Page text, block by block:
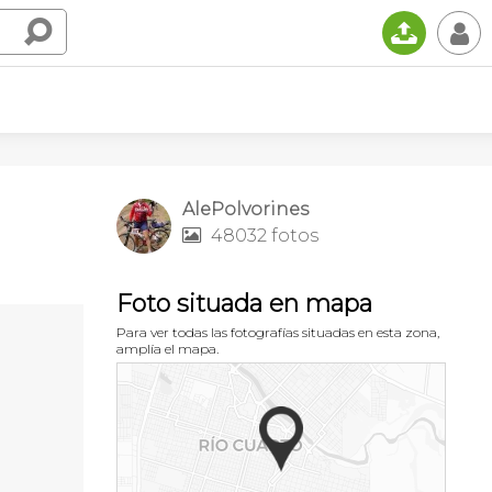
📤 👤
AlePolvorines
 48032 fotos
Foto situada en mapa
Para ver todas las fotografías situadas en esta zona,
amplía el mapa.